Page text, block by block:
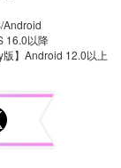
Android
16.0以降
版】Android 12.0以上